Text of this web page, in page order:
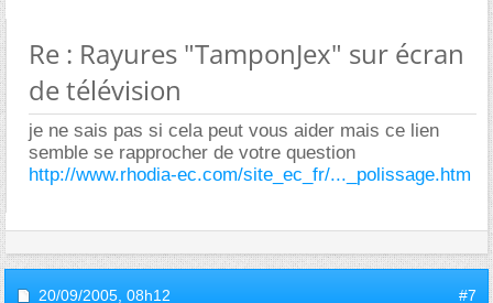
Re : Rayures "TamponJex" sur écran
de télévision
je ne sais pas si cela peut vous aider mais ce lien
semble se rapprocher de votre question
http://www.rhodia-ec.com/site_ec_fr/..._polissage.htm
20/09/2005, 08h12 #7